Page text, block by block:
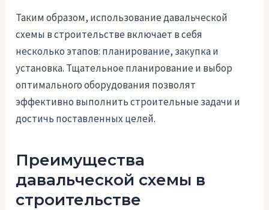
Таким образом, использование давальческой
схемы в строительстве включает в себя
несколько этапов: планирование, закупка и
установка. Тщательное планирование и выбор
оптимального оборудования позволят
эффективно выполнить строительные задачи и
достичь поставленных целей.
Преимущества
давальческой схемы в
строительстве